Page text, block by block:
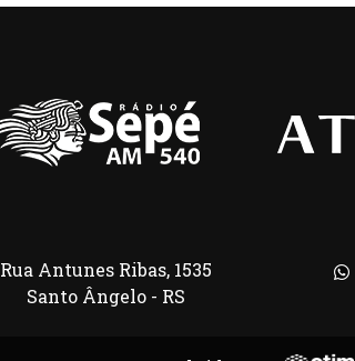
Rua Antunes Ribas, 1535
Santo Ângelo - RS